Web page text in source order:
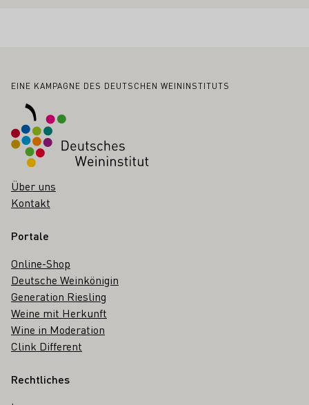
Fußbereich
EINE KAMPAGNE DES DEUTSCHEN WEININSTITUTS
Über uns
Kontakt
Portale
Online-Shop
Deutsche Weinkönigin
Generation Riesling
Weine mit Herkunft
Wine in Moderation
Clink Different
Rechtliches